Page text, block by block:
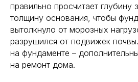
правильно просчитает глубину
толщину основания, чтобы
вытолкнуло от морозных
разрушился от подвижек
на фундаменте –
на ремонт дома.